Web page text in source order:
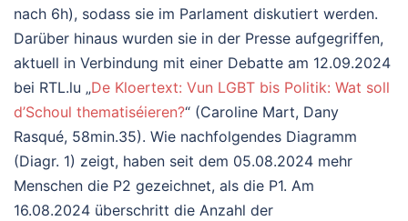
nach 6h), sodass sie im Parlament diskutiert werden.
Darüber hinaus wurden sie in der Presse aufgegriffen,
aktuell in Verbindung mit einer Debatte am 12.09.2024
bei RTL.lu „De Kloertext: Vun LGBT bis Politik: Wat soll
d’Schoul thematiséieren?“ (Caroline Mart, Dany
Rasqué, 58min.35). Wie nachfolgendes Diagramm
(Diagr. 1) zeigt, haben seit dem 05.08.2024 mehr
Menschen die P2 gezeichnet, als die P1. Am
16.08.2024 überschritt die Anzahl der